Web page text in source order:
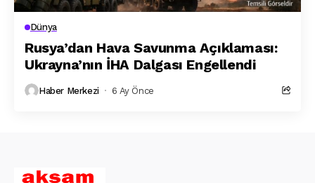
Dünya
Rusya’dan Hava Savunma Açıklaması:
Ukrayna’nın İHA Dalga­sı Engellendi
Haber Merkezi 6 Ay Önce